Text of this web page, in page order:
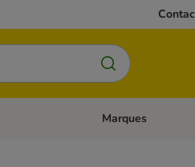
Autres animauxDérouler les
Marques